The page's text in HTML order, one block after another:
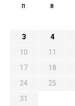
П В
3
4
10
11
17
18
24
25
31